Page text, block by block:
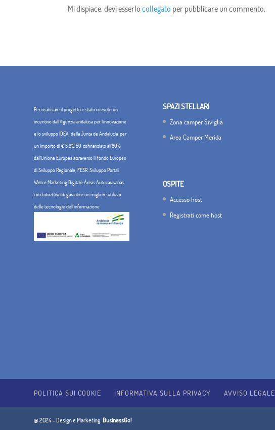
Mi dispiace, devi esserlocollegato per pubblicare un commento.
Per realizzare il progetto è stato ricevuto un
incentivo dall'Agenzia andalusa per l'innovazione
e lo sviluppo IDEA, della Junta de Andalucía, per
un importo di € 5.812,50, cofinanziato all'80%
dall'Unione Europea attraverso il Fondo Europeo
di Sviluppo Regionale, FESR. Sviluppo Portali
Web e Marketing Digitale Áreas Autocaravanas
con l'obiettivo di garantire un migliore utilizzo
delle tecnologie dell'informazione
SPAZI STELLARI
Zona camper Siviglia
Area Camper Merida
OSPITE
Accesso host
Registrati come host
POLITICA SUI COOKIE INFORMATIVA SULLA PRIVACY AVVISO LEGALE
@ 2024 - Design e Marketing:BusinessGo!